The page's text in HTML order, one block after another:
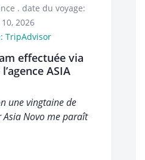
. date du voyage:
2026
TripAdvisor
effectuée via
ASIA
une vingtaine de
Novo me paraît